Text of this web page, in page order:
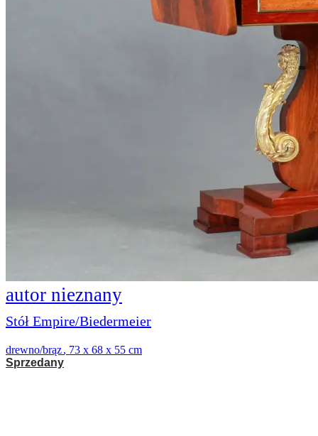
autor nieznany
Stół Empire/Biedermeier
drewno/brąz, 73 x 68 x 55 cm
Sprzedany